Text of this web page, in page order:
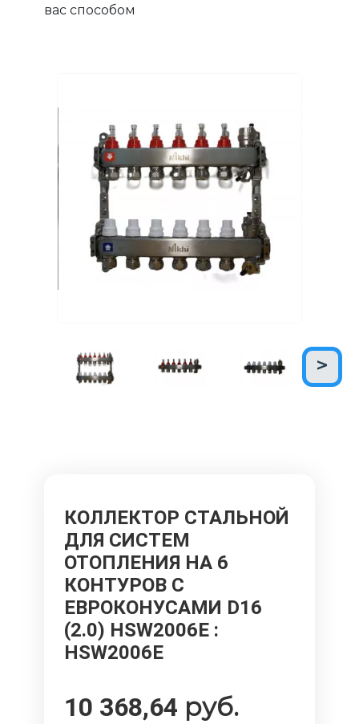
вас способом
КОЛЛЕКТОР СТАЛЬНОЙ
ДЛЯ СИСТЕМ
ОТОПЛЕНИЯ НА 6
КОНТУРОВ С
ЕВРOКОНУСАМИ D16
(2.0) HSW2006E :
HSW2006E
10 368,64 руб.